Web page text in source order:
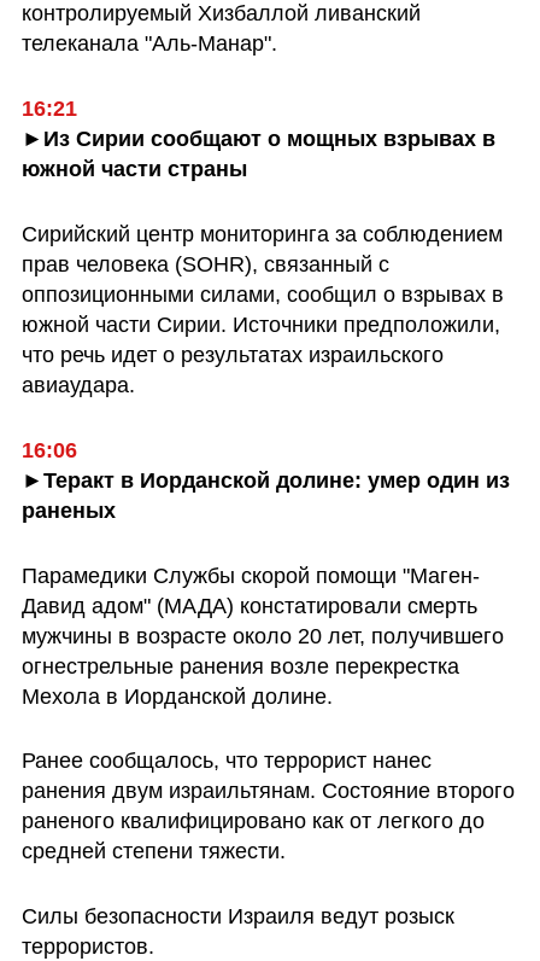
контролируемый Хизбаллой ливанский
телеканала "Аль-Манар".
16:21
►Из Сирии сообщают о мощных взрывах в
южной части страны
Сирийский центр мониторинга за соблюдением
прав человека (SOHR), связанный с
оппозиционными силами, сообщил о взрывах в
южной части Сирии. Источники предположили,
что речь идет о результатах израильского
авиаудара.
16:06
►Теракт в Иорданской долине: умер один из
раненых
Парамедики Службы скорой помощи "Маген-
Давид адом" (МАДА) констатировали смерть
мужчины в возрасте около 20 лет, получившего
огнестрельные ранения возле перекрестка
Мехола в Иорданской долине.
Ранее сообщалось, что террорист нанес
ранения двум израильтянам. Состояние второго
раненого квалифицировано как от легкого до
средней степени тяжести.
Силы безопасности Израиля ведут розыск
террористов.